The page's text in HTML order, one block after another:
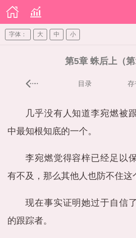
字体： 大 中 小
第5章 蛛后上（第
目录 存
几乎没有人知道李宛燃被
中最知根知底的一个。
李宛燃觉得容梓已经足以
有不及，那么其他人也防不住这
现在事实证明她过于自信
的跟踪者。